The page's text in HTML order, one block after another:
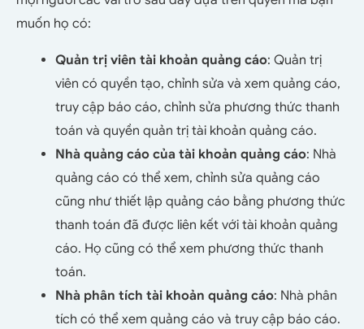
muốn họ có:
Quản trị viên tài khoản quảng cáo: Quản trị
viên có quyền tạo, chỉnh sửa và xem quảng cáo,
truy cập báo cáo, chỉnh sửa phương thức thanh
toán và quyền quản trị tài khoản quảng cáo.
Nhà quảng cáo của tài khoản quảng cáo: Nhà
quảng cáo có thể xem, chỉnh sửa quảng cáo
cũng như thiết lập quảng cáo bằng phương thức
thanh toán đã được liên kết với tài khoản quảng
cáo. Họ cũng có thể xem phương thức thanh
toán.
Nhà phân tích tài khoản quảng cáo: Nhà phân
tích có thể xem quảng cáo và truy cập báo cáo.